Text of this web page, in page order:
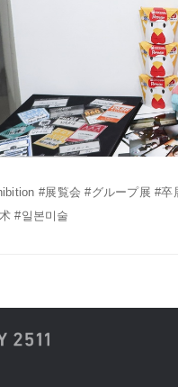
#展覧会 #グループ展 #
#일본미술